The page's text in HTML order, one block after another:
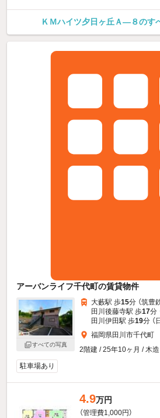
ＫＭハイツ夕日ヶ丘Ａ—８のす
アーバンライフ千代町の賃貸物件
すべての写真
大藪駅 歩15分 （筑豊
田川後藤寺駅 歩17分
田川伊田駅 歩19分 （
福岡県田川市千代町
2階建 / 25年10ヶ月 / 木造
駐車場あり
4.9万円
（管理費1,000円）